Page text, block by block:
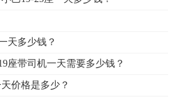
天多少钱？
座带司机一天需要多少钱？
价格是多少？